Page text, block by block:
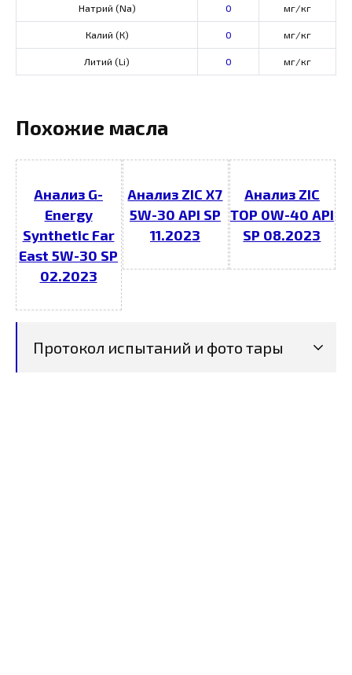
Натрий (Na) 0 мг/кг
Калий (К) 0 мг/кг
Литий (Li) 0 мг/кг
Похожие масла
Анализ G-
Energy
Synthetic Far
East 5W-30 SP
02.2023
Анализ ZIC X7
5W-30 API SP
11.2023
Анализ ZIC
TOP 0W-40 API
SP 08.2023
Протокол испытаний и фото тары